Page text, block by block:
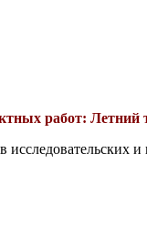
работ: Летний
и